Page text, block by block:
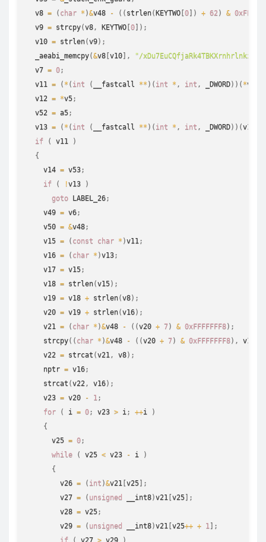
  v8
= ( char * )&v48 - ( ( strlen( KEYTWO [0] ) + 62 ) &
  v9
= strcpy(v8, KEYTWO [0] ) ;
  v10
= strlen(v9) ;
_aeabi_memcpy(&v8 [v10] ,
"/
  v7
= 0;
  v11
= ( * ( int ( __fastcall ** ) ( int * , int , _DWORD) ) ( *v5
  v12
= *v5;
  v52
= a5;
  v13
= ( * ( int ( __fastcall ** ) ( int * , int , _DWORD) ) (v12
if
( v11
)
{
    v14
= v53;
if
( !v13
)
goto LABEL_26;
    v49
= v6;
    v50
= &v48;
    v15
= ( const char * )v11;
    v16
= ( char * )v13;
    v17
= v15;
    v18
= strlen(v15) ;
    v19
= v18 + strlen(v8) ;
    v20
= v19 + strlen(v16) ;
    v21
= ( char * )&v48 - ( (v20 + 7) & 0xFFFFFFF8) ;
strcpy( ( char * )&v48 - ( (v20 + 7) & 0xFFFFFFF8) , v17
    v22
= strcat (v21, v8) ;
    nptr
= v16;
strcat (v22, v16) ;
    v23
= v20 - 1;
for
( i = 0; v23 > i; ++i
)
{
      v25
= 0;
while
( v25 < v23 - i
)
{
        v26
= ( int )&v21 [v25] ;
        v27
= ( unsigned __int8)v21 [v25] ;
        v28
= v25;
        v29
= ( unsigned __int8)v21 [v25++ + 1] ;